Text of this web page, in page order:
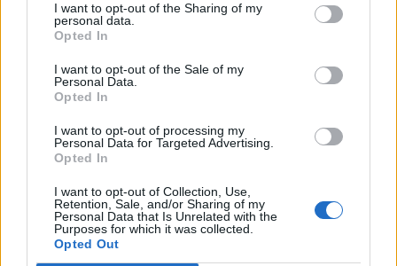
I want to opt-out of the Sharing of my
personal data.
Opted In
I want to opt-out of the Sale of my
Personal Data.
Opted In
I want to opt-out of processing my
Personal Data for Targeted Advertising.
Opted In
I want to opt-out of Collection, Use,
Retention, Sale, and/or Sharing of my
Personal Data that Is Unrelated with the
Purposes for which it was collected.
Opted Out
Deseu el meu nom, el correu electrònic i el lloc web en
aquest navegador per a la propera vegada que comenti.
Captcha10 + 4 = ?